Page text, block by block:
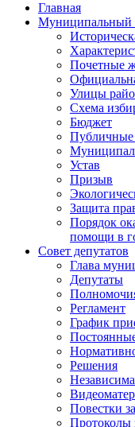
Главная
Муниципальный
Почетные
Улицы
Схема
Бюджет
Публичные
Устав
Призыв
Защита
Порядок
помощи в
Совет депутатов
Глава
Депутаты
Регламент
График
Решения
Повестки
Протоколы